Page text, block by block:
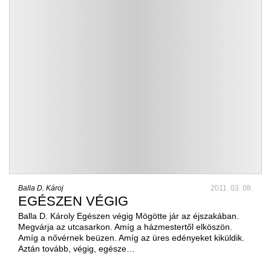
Balla D. Károj 2011. 03. 08.
EGÉSZEN VÉGIG
Balla D. Károly Egészen végig Mögötte jár az éjszakában.
Megvárja az utcasarkon. Amíg a házmestertől elköszön.
Amíg a nővérnek beüzen. Amíg az üres edényeket kiküldik.
Aztán tovább, végig, egésze…